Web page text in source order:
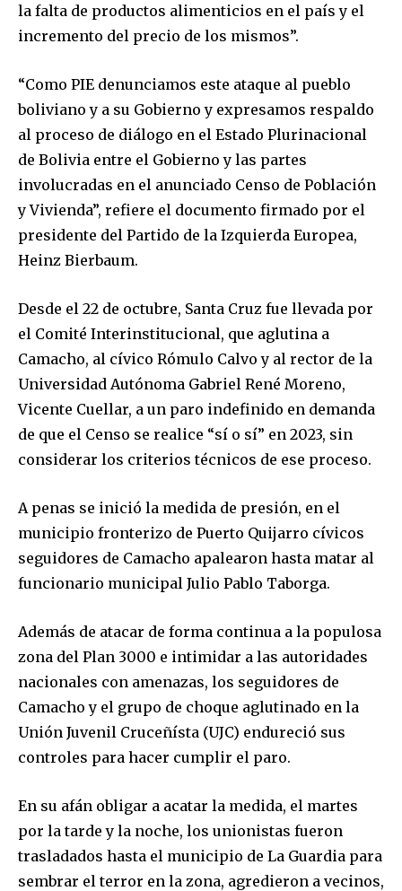
la falta de productos alimenticios en el país y el
incremento del precio de los mismos”.
“Como PIE denunciamos este ataque al pueblo
boliviano y a su Gobierno y expresamos respaldo
al proceso de diálogo en el Estado Plurinacional
de Bolivia entre el Gobierno y las partes
involucradas en el anunciado Censo de Población
y Vivienda”, refiere el documento firmado por el
presidente del Partido de la Izquierda Europea,
Heinz Bierbaum.
Desde el 22 de octubre, Santa Cruz fue llevada por
el Comité Interinstitucional, que aglutina a
Camacho, al cívico Rómulo Calvo y al rector de la
Universidad Autónoma Gabriel René Moreno,
Vicente Cuellar, a un paro indefinido en demanda
de que el Censo se realice “sí o sí” en 2023, sin
considerar los criterios técnicos de ese proceso.
A penas se inició la medida de presión, en el
municipio fronterizo de Puerto Quijarro cívicos
seguidores de Camacho apalearon hasta matar al
funcionario municipal Julio Pablo Taborga.
Además de atacar de forma continua a la populosa
zona del Plan 3000 e intimidar a las autoridades
nacionales con amenazas, los seguidores de
Camacho y el grupo de choque aglutinado en la
Unión Juvenil Cruceñísta (UJC) endureció sus
controles para hacer cumplir el paro.
En su afán obligar a acatar la medida, el martes
por la tarde y la noche, los unionistas fueron
trasladados hasta el municipio de La Guardia para
sembrar el terror en la zona, agredieron a vecinos,